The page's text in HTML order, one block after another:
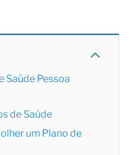
Saúde Pessoa
de Saúde
um Plano de